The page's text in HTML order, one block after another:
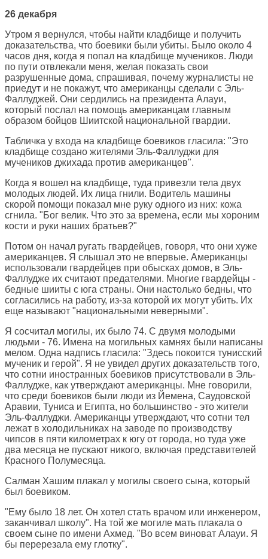
26 декабря
Утром я вернулся, чтобы найти кладбище и получить
доказательства, что боевики были убиты. Было около 4
часов дня, когда я попал на кладбище мучеников. Люди
по пути отвлекали меня, желая показать свои
разрушенные дома, спрашивая, почему журналисты не
приедут и не покажут, что американцы сделали с Эль-
Фаллуджей. Они сердились на президента Алауи,
который послал на помощь американцам главным
образом бойцов Шиитской национальной гвардии.
Табличка у входа на кладбище боевиков гласила: "Это
кладбище создано жителями Эль-Фаллуджи для
мучеников джихада против американцев".
Когда я вошел на кладбище, туда привезли тела двух
молодых людей. Их лица гнили. Водитель машины
скорой помощи показал мне руку одного из них: кожа
сгнила. "Бог велик. Что это за времена, если мы хороним
кости и руки наших братьев?"
Потом он начал ругать гвардейцев, говоря, что они хуже
американцев. Я слышал это не впервые. Американцы
использовали гвардейцев при обысках домов, в Эль-
Фаллудже их считают предателями. Многие гвардейцы -
бедные шииты с юга страны. Они настолько бедны, что
согласились на работу, из-за которой их могут убить. Их
еще называют "национальными неверными".
Я сосчитал могилы, их было 74. С двумя молодыми
людьми - 76. Имена на могильных камнях были написаны
мелом. Одна надпись гласила: "Здесь покоится тунисский
мученик и герой". Я не увидел других доказательств того,
что сотни иностранных боевиков присутствовали в Эль-
Фаллудже, как утверждают американцы. Мне говорили,
что среди боевиков были люди из Йемена, Саудовской
Аравии, Туниса и Египта, но большинство - это жители
Эль-Фаллуджи. Американцы утверждают, что сотни тел
лежат в холодильниках на заводе по производству
чипсов в пяти километрах к югу от города, но туда уже
два месяца не пускают никого, включая представителей
Красного Полумесяца.
Салман Хашим плакал у могилы своего сына, который
был боевиком.
"Ему было 18 лет. Он хотел стать врачом или инженером,
заканчивал школу". На той же могиле мать плакала о
своем сыне по имени Ахмед. "Во всем виноват Алауи. Я
бы перерезала ему глотку".